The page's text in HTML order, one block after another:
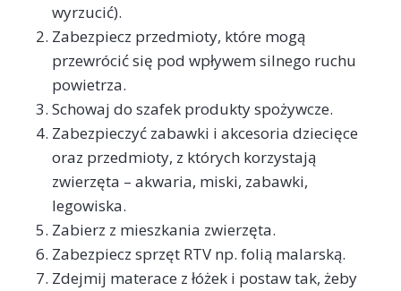
wyrzucić).
Zabezpiecz przedmioty, które mogą
przewrócić się pod wpływem silnego ruchu
powietrza.
Schowaj do szafek produkty spożywcze.
Zabezpieczyć zabawki i akcesoria dziecięce
oraz przedmioty, z których korzystają
zwierzęta – akwaria, miski, zabawki,
legowiska.
Zabierz z mieszkania zwierzęta.
Zabezpiecz sprzęt RTV np. folią malarską.
Zdejmij materace z łóżek i postaw tak, żeby